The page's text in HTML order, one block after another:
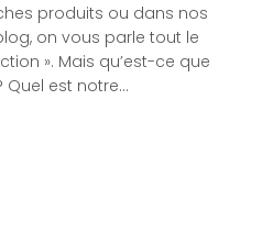
produits ou dans nos
on vous parle tout le
». Mais qu’est-ce que
est notre...